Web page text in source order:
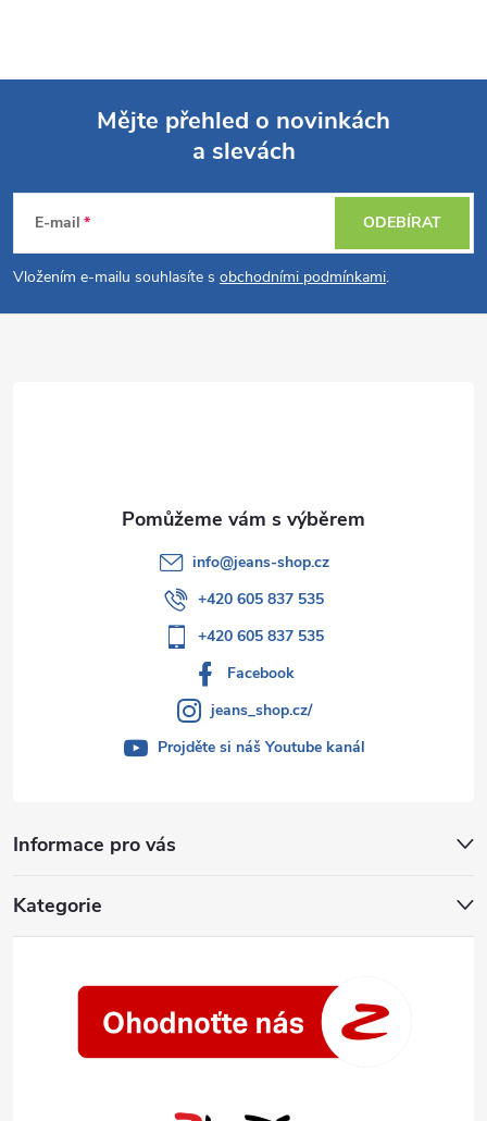
p
a
Mějte přehled o novinkách
a slevách
E-mail
Vložením e-mailu souhlasíte s obchodními podmínkami.
ODEBÍRAT
Informace pro vás
Kategorie
info@jeans-shop.cz
+420 605 837 535
+420 605 837 535
Facebook
jeans_shop.cz/
Projděte si náš Youtube kanál